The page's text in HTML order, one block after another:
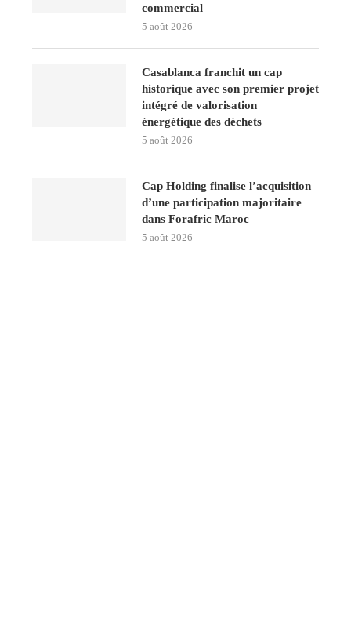
commercial
5 août 2026
Casablanca franchit un cap
historique avec son premier projet
intégré de valorisation
énergétique des déchets
5 août 2026
Cap Holding finalise l’acquisition
d’une participation majoritaire
dans Forafric Maroc
5 août 2026